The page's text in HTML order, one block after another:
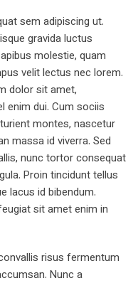
sem adipiscing ut.
gravida luctus
molestie, quam
velit lectus nec lorem.
dolor sit amet,
enim dui. Cum sociis
montes, nascetur
massa id viverra. Sed
nunc tortor consequat
Proin tincidunt tellus
lacus id bibendum.
sit amet enim in
risus fermentum
Nunc a